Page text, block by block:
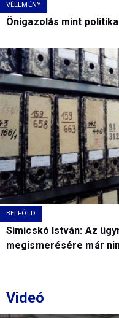
VÉLEMÉNY
Önigazolás mint
BELFÖLD
Simicskó István: Az
megismerésére már
Videó